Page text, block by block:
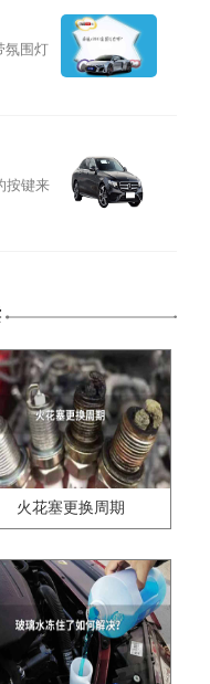
氛围灯
按键来
火花塞更换周期